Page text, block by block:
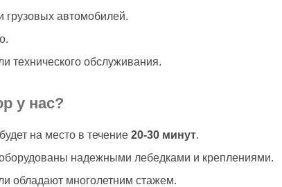
грузовых автомобилей.
технического обслуживания.
у нас?
на место в течение 20-30 минут.
надежными лебедками и креплениями.
обладают многолетним стажем.